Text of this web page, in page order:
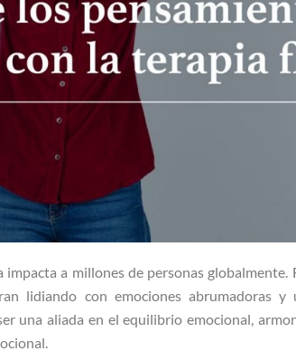
a millones de personas globalmente.
lidiando con emociones abrumadoras y
una aliada en el equilibrio emocional,